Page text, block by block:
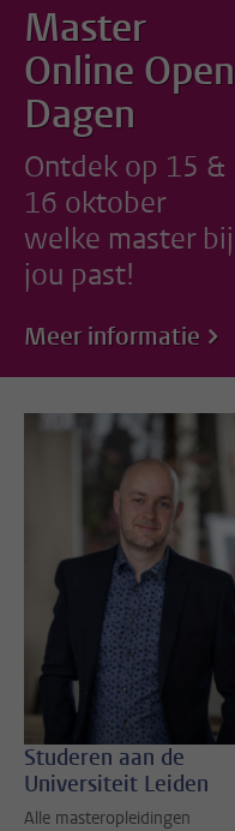
Master
Online Open
Dagen
Ontdek op 15 &
16 oktober
welke master bij
jou past!
Meer informatie
Studeren aan de
Universiteit Leiden
Alle masteropleidingen